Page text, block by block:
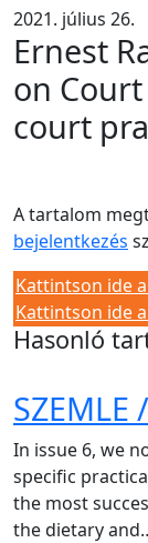
2021. július 26.
Ernest
on
court
A tartalom
bejelentkezés
Kattintson ide a
Kattintson ide a
Hasonló
SZEMLE
In issue 6, we
specific
the most
the dietary